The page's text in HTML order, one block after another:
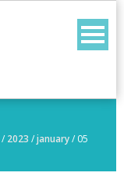
/ 2023 /january/ 05